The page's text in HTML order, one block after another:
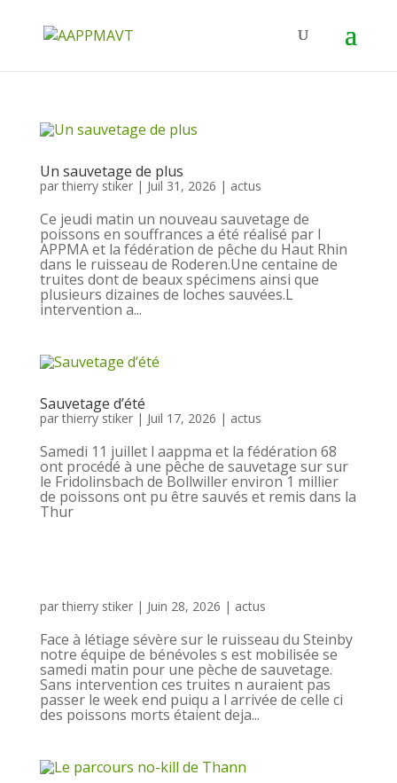
Un sauvetage de plus
parthierry stiker| Juil 31, 2026 | actus
Ce jeudi matin un nouveau sauvetage de
poissons en souffrances a été réalisé par l
APPMA et la fédération de pêche du Haut Rhin
dans le ruisseau de Roderen.Une centaine de
truites dont de beaux spécimens ainsi que
plusieurs dizaines de loches sauvées.L
intervention a...
Sauvetage d’été
parthierry stiker| Juil 17, 2026 | actus
Samedi 11 juillet l aappma et la fédération 68
ont procédé à une pêche de sauvetage sur sur
le Fridolinsbach de Bollwiller environ 1 millier
de poissons ont pu être sauvés et remis dans la
Thur
parthierry stiker| Juin 28, 2026 | actus
Face à létiage sévère sur le ruisseau du Steinby
notre équipe de bénévoles s est mobilisée se
samedi matin pour une pèche de sauvetage.
Sans intervention ces truites n auraient pas
passer le week end puiqu a l arrivée de celle ci
des poissons morts étaient deja...